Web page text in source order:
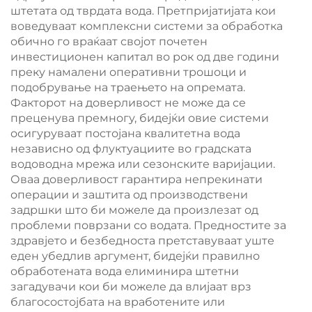
штетата од тврдата вода. Претпријатијата кои
воведуваат комплексни системи за обработка
обично го враќаат својот почетен
инвестиционен капитал во рок од две години
преку намалени оперативни трошоци и
подобрување на траењето на опремата.
Факторот на доверливост не може да се
преценува премногу, бидејќи овие системи
осигуруваат постојана квалитетна вода
независно од флуктуациите во градската
водоводна мрежа или сезонските варијации.
Оваа доверливост гарантира непрекинати
операции и заштита од производствени
задршки што би можеле да произлезат од
проблеми поврзани со водата. Предностите за
здравјето и безбедноста претставуваат уште
еден убедлив аргумент, бидејќи правилно
обработената вода елиминира штетни
загадувачи кои би можеле да влијаат врз
благосостојбата на вработените или